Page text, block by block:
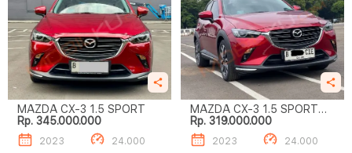
MAZDA CX-3 1.5 SPORT
Rp. 345.000.000
2023
24.000
MAZDA CX-3 1.5 SPORT
HARGA TERMURAH‼️
Rp. 319.000.000
2023
24.000